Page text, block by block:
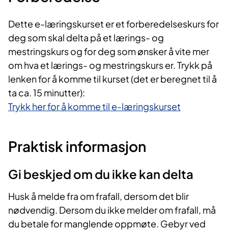
Dette e-læringskurset er et forberedelseskurs for
deg som skal delta på et lærings- og
mestringskurs og for deg som ønsker å vite mer
om hva et lærings- og mestringskurs er. Trykk på
lenken for å komme til kurset (det er beregnet til å
ta ca. 15 minutter):
Trykk her for å komme til e-læringskurset
Praktisk informasjon
Gi beskjed om du ikke kan delta
​Husk å melde fra om frafall, dersom det blir
nødvendig. Dersom du ikke melder om frafall, må
du betale for manglende oppmøte. Gebyr ved